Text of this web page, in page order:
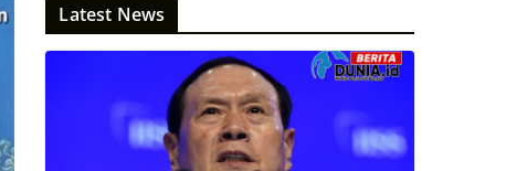
Latest News